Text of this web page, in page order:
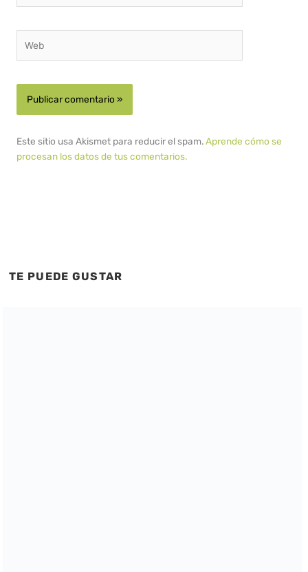
Este sitio usa Akismet para reducir el spam.Aprende cómo se
procesan los datos de tus comentarios.
TE PUEDE GUSTAR